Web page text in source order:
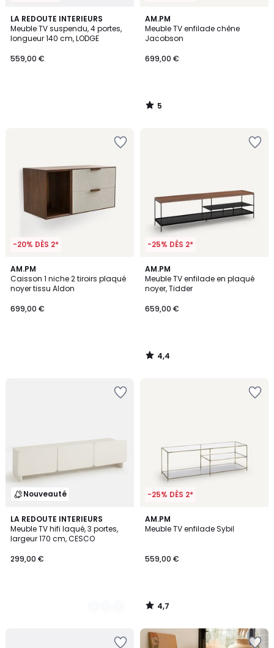
LA REDOUTE INTERIEURS
Meuble TV suspendu, 4 portes,
longueur 140 cm, LODGE
559,00 €
AM.PM
Meuble TV enfilade chêne
Jacobson
699,00 €
5
/
5
5
/
-20% DÈS 2*
AM.PM
Caisson 1 niche 2 tiroirs plaqué
noyer tissu Aldon
699,00 €
-25% DÈS 2*
AM.PM
Meuble TV enfilade en plaqué
noyer, Tidder
659,00 €
4,4
/ 5
4,4
/
Nouveauté
LA REDOUTE INTERIEURS
Meuble TV hifi laqué, 3 portes,
largeur 170 cm, CESCO
299,00 €
2
Couleurs
-25% DÈS 2*
AM.PM
Meuble TV enfilade Sybil
559,00 €
4,7
/ 5
4,7
/